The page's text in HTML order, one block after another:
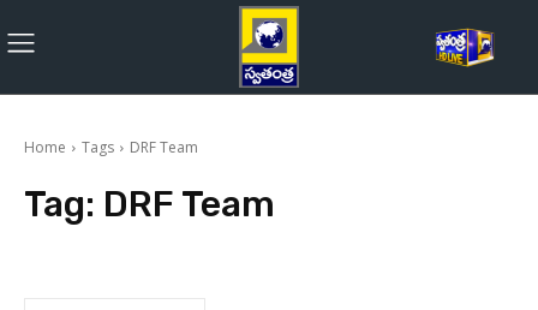
Home Tags DRF Team
Tag: DRF Team